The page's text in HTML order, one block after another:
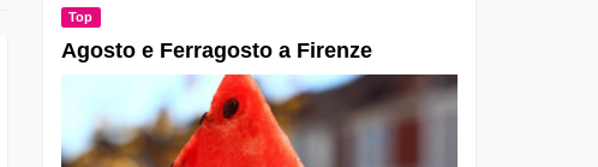
Top
Agosto e Ferragosto a Firenze